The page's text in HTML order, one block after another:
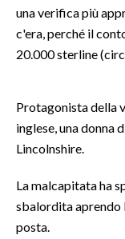
GOSSIP
SARDEGNA TURISMO
SARDI NEL MONDO
EVENTI
#CARAUNIONE
una verifica più
c'era, perché il
20.000 sterline
Protagonista della
inglese, una donna
Lincolnshire.
La malcapitata ha
sbalordita aprendo
posta.